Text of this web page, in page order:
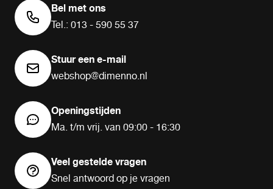
Bel met ons
Tel.: 013 - 590 55 37
Stuur een e-mail
webshop@dimenno.nl
Openingstijden
Ma. t/m vrij. van 09:00 - 16:30
Veel gestelde vragen
Snel antwoord op je vragen